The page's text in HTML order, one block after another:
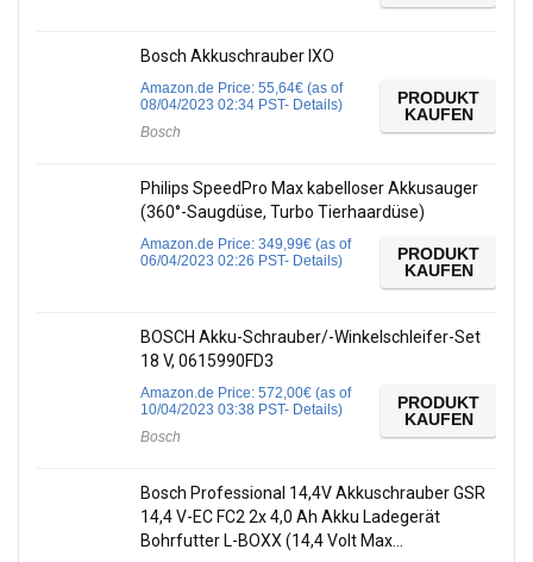
Bosch Akkuschrauber IXO
Amazon.de Price: 55,64€ (as of
08/04/2023 02:34 PST- Details)
Bosch
PRODUKT
KAUFEN
Philips SpeedPro Max kabelloser Akkusauger
(360°-Saugdüse, Turbo Tierhaardüse)
Amazon.de Price: 349,99€ (as of
06/04/2023 02:26 PST- Details)
PRODUKT
KAUFEN
BOSCH Akku-Schrauber/-Winkelschleifer-Set
18 V, 0615990FD3
Amazon.de Price: 572,00€ (as of
10/04/2023 03:38 PST- Details)
Bosch
PRODUKT
KAUFEN
Bosch Professional 14,4V Akkuschrauber GSR
14,4 V-EC FC2 2x 4,0 Ah Akku Ladegerät
Bohrfutter L-BOXX (14,4 Volt Max…